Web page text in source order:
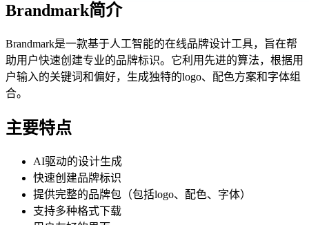
Brandmark简介
Brandmark是一款基于人工智能的在线品牌设计工具，旨在帮
助用户快速创建专业的品牌标识。它利用先进的算法，根据用
户输入的关键词和偏好，生成独特的logo、配色方案和字体组
合。
主要特点
AI驱动的设计生成
快速创建品牌标识
提供完整的品牌包（包括logo、配色、字体）
支持多种格式下载